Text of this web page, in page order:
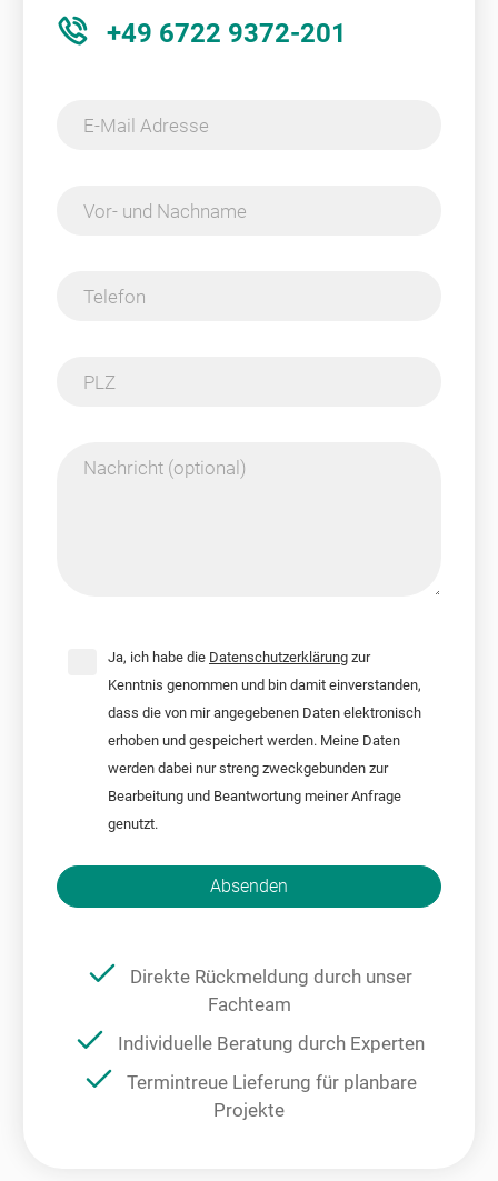
+49 6722 9372-201
E-Mail Adresse
Vor- und Nachname
Telefon
PLZ
Nachricht (optional)
Ja, ich habe die Datenschutzerklärung zur
Kenntnis genommen und bin damit einverstanden,
dass die von mir angegebenen Daten elektronisch
erhoben und gespeichert werden. Meine Daten
werden dabei nur streng zweckgebunden zur
Bearbeitung und Beantwortung meiner Anfrage
genutzt.
Bitte nicht ausfüllen.Absenden
Direkte Rückmeldung durch unser
Fachteam
Individuelle Beratung durch Experten
Termintreue Lieferung für planbare
Projekte